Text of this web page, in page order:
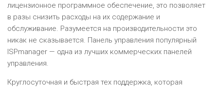
лицензионное программное обеспечение, это позволяет
в разы снизить расходы на их содержание и
обслуживание. Разумеется на производительности это
никак не сказывается. Панель управления популярный
ISPmanager — одна из лучших коммерческих панелей
управления.
Круглосуточная и быстрая тех поддержка, которая